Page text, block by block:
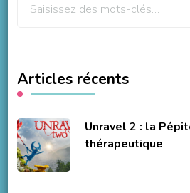
?
Articles récents
Unravel 2 : la
thérapeutique